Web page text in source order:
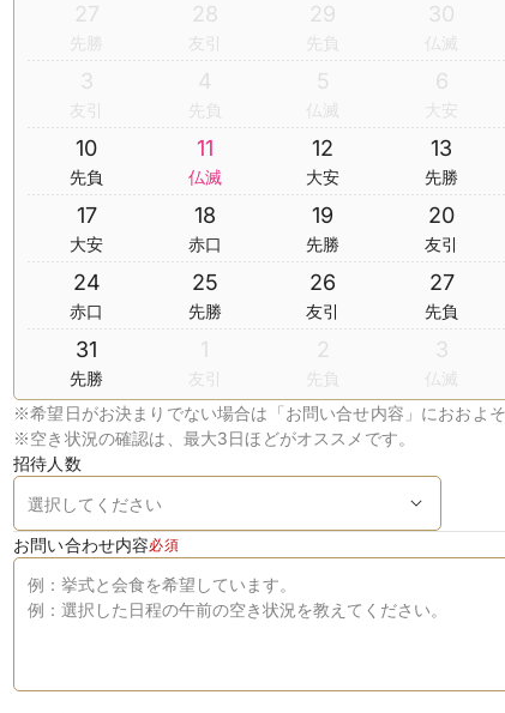
27
先勝
28
友引
29
先負
30
仏滅
3
友引
4
先負
5
仏滅
6
大安
10
先負
11
仏滅
12
大安
13
先勝
17
大安
18
赤口
19
先勝
20
友引
24
赤口
25
先勝
26
友引
27
先負
31
先勝
1
友引
2
先負
3
仏滅
※希望日がお決まりでない場合は「お問い合せ内容」におおよ
※空き状況の確認は、最大3日ほどがオススメです。
招待人数
お問い合わせ内容必須